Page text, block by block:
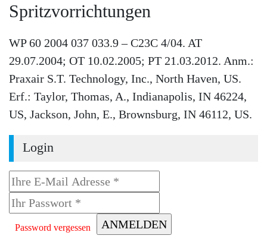
Spritzvorrichtungen
WP 60 2004 037 033.9 – C23C 4/04. AT
29.07.2004; OT 10.02.2005; PT 21.03.2012. Anm.:
Praxair S.T. Technology, Inc., North Haven, US.
Erf.: Taylor, Thomas, A., Indianapolis, IN 46224,
US, Jackson, John, E., Brownsburg, IN 46112, US.
Login
Password vergessen